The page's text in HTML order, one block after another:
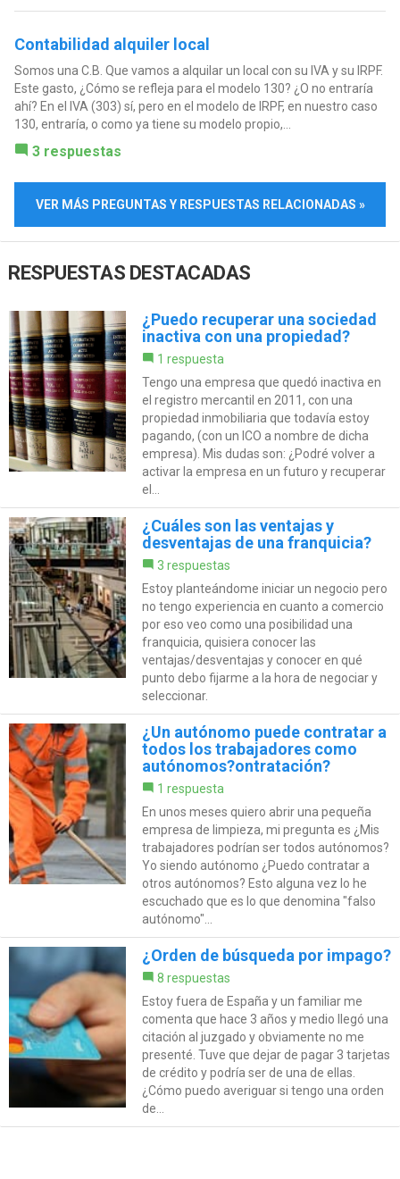
Contabilidad alquiler local
Somos una C.B. Que vamos a alquilar un local con su IVA y su IRPF.
Este gasto, ¿Cómo se refleja para el modelo 130? ¿O no entraría
ahí? En el IVA (303) sí, pero en el modelo de IRPF, en nuestro caso
130, entraría, o como ya tiene su modelo propio,...
3 respuestas
VER MÁS PREGUNTAS Y RESPUESTAS RELACIONADAS »
RESPUESTAS DESTACADAS
¿Puedo recuperar una sociedad
inactiva con una propiedad?
1 respuesta
Tengo una empresa que quedó inactiva en
el registro mercantil en 2011, con una
propiedad inmobiliaria que todavía estoy
pagando, (con un ICO a nombre de dicha
empresa). Mis dudas son: ¿Podré volver a
activar la empresa en un futuro y recuperar
el...
¿Cuáles son las ventajas y
desventajas de una franquicia?
3 respuestas
Estoy planteándome iniciar un negocio pero
no tengo experiencia en cuanto a comercio
por eso veo como una posibilidad una
franquicia, quisiera conocer las
ventajas/desventajas y conocer en qué
punto debo fijarme a la hora de negociar y
seleccionar.
¿Un autónomo puede contratar a
todos los trabajadores como
autónomos?ontratación?
1 respuesta
En unos meses quiero abrir una pequeña
empresa de limpieza, mi pregunta es ¿Mis
trabajadores podrían ser todos autónomos?
Yo siendo autónomo ¿Puedo contratar a
otros autónomos? Esto alguna vez lo he
escuchado que es lo que denomina "falso
autónomo"...
¿Orden de búsqueda por impago?
8 respuestas
Estoy fuera de España y un familiar me
comenta que hace 3 años y medio llegó una
citación al juzgado y obviamente no me
presenté. Tuve que dejar de pagar 3 tarjetas
de crédito y podría ser de una de ellas.
¿Cómo puedo averiguar si tengo una orden
de...